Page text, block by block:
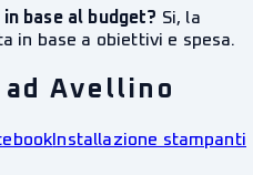
base al budget? Si, la
in base a obiettivi e spesa.
Avellino
Installazione stampanti